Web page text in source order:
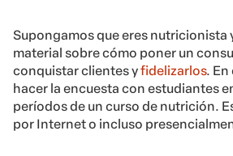
Supongamos que eres nutricionista
material sobre cómo poner un
conquistar clientes yfidelizarlos. En
hacer la encuesta con estudiantes
períodos de un curso de nutrición.
por Internet o incluso